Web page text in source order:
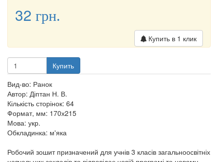
32 грн.
Купить в 1 клик
Купить
Вид-во: Ранок
Автор: Діптан Н. В.
Кількість сторінок: 64
Формат, мм: 170х215
Мова: укр.
Обкладинка: м'яка
Робочий зошит призначений для учнів 3 класів загальноосвітніх